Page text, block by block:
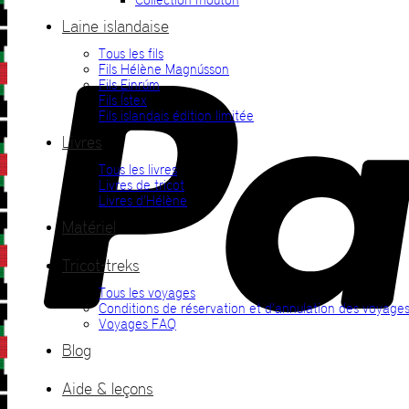
Laine islandaise
Tous les fils
Fils Hélène Magnússon
Fils Einrúm
Fils Ístex
Fils islandais édition limitée
Livres
Tous les livres
Livres de tricot
Livres d’Hélène
Matériel
Tricot-treks
Tous les voyages
Conditions de réservation et d’annulation des voyages
Voyages FAQ
Blog
Aide & leçons